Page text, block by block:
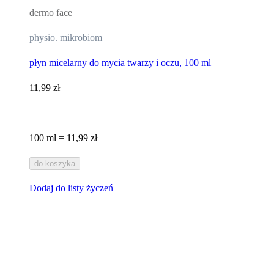
dermo face
physio. mikrobiom
płyn micelarny do mycia twarzy i oczu, 100 ml
11,99 zł
100 ml = 11,99 zł
do koszyka
Dodaj do listy życzeń